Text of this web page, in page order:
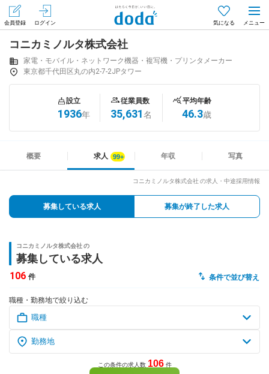
会員登録 ログイン 気になる
会員登録（無料） ログイン
はじめてdodaをご利用される方へ
求人を紹介してもらう
知りたい・聞きたい
専門サイト
対応時間：10:00～22:00(日曜・年末年始を除く)
自動案内は24時間365日対応
転職の「モヤモヤ」、一人で悩まず
気軽に相談してみませんか？
dodaの使い方は？
コニカミノルタ株式会社
家電・モバイル・ネットワーク機器・複写機・プリンタメーカー
東京都千代田区丸の内2-7-2JPタワー
設立
1936年
従業員数
35,631名
平均年齢
46.3歳
概要 求人 年収 写真
コニカミノルタ株式会社 の求人・中途採用情報
募集している求人 募集が終了した求人
コニカミノルタ株式会社 の
募集している求人
106 件 条件で並び替え
職種・勤務地で絞り込む
この条件の求人数 106件